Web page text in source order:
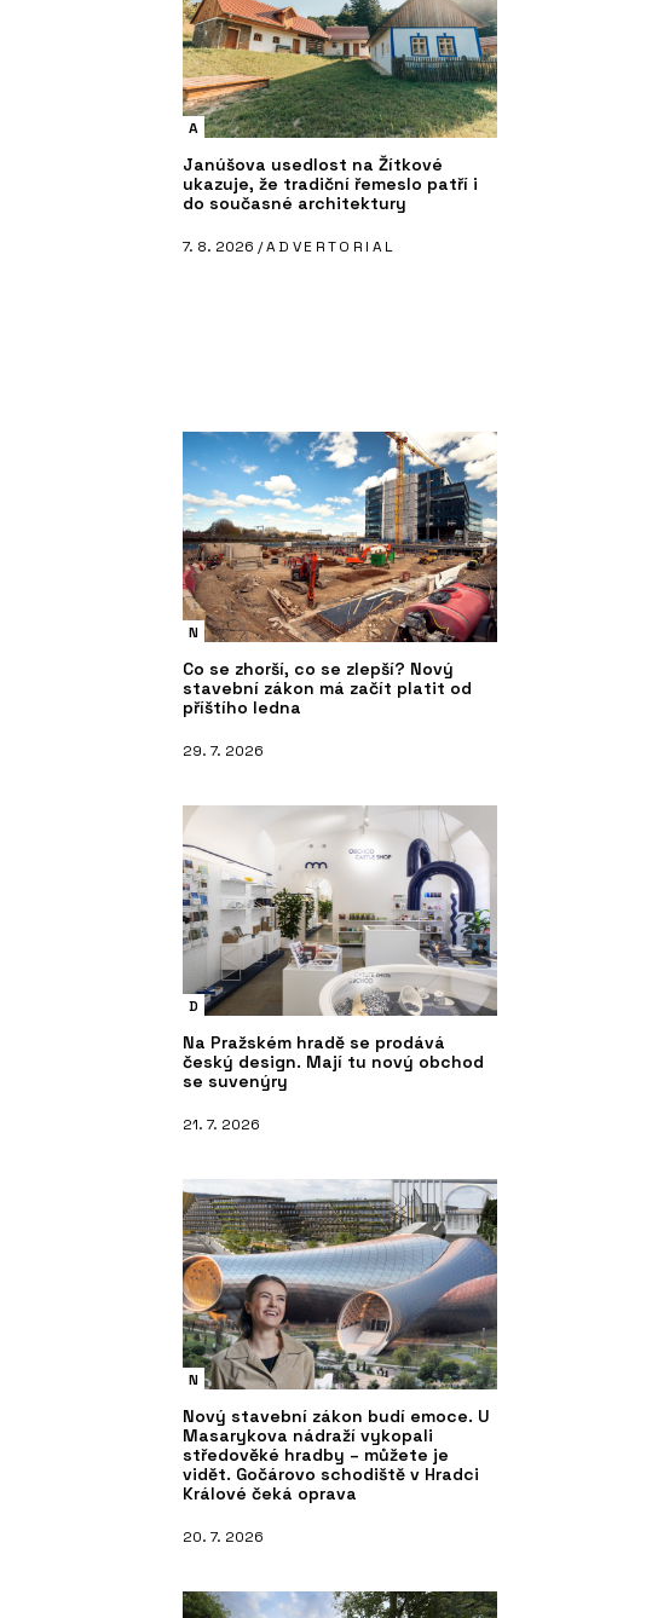
A
Janúšova usedlost na Žítkové
ukazuje, že tradiční řemeslo patří i
do současné architektury
7. 8. 2026 /ADVERTORIAL
N
Co se zhorší, co se zlepší? Nový
stavební zákon má začít platit od
příštího ledna
29. 7. 2026
D
Na Pražském hradě se prodává
český design. Mají tu nový obchod
se suvenýry
21. 7. 2026
N
Nový stavební zákon budí emoce. U
Masarykova nádraží vykopali
středověké hradby – můžete je
vidět. Gočárovo schodiště v Hradci
Králové čeká oprava
20. 7. 2026